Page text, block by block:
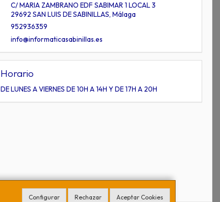
Configurar Rechazar Aceptar Cookies
C/ MARIA ZAMBRANO EDF SABIMAR 1 LOCAL 3
29692 SAN LUIS DE SABINILLAS, Málaga
952936359
info@informaticasabinillas.es
Horario
DE LUNES A VIERNES DE 10H A 14H Y DE 17H A 20H